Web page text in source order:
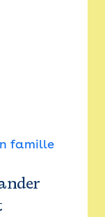
famille